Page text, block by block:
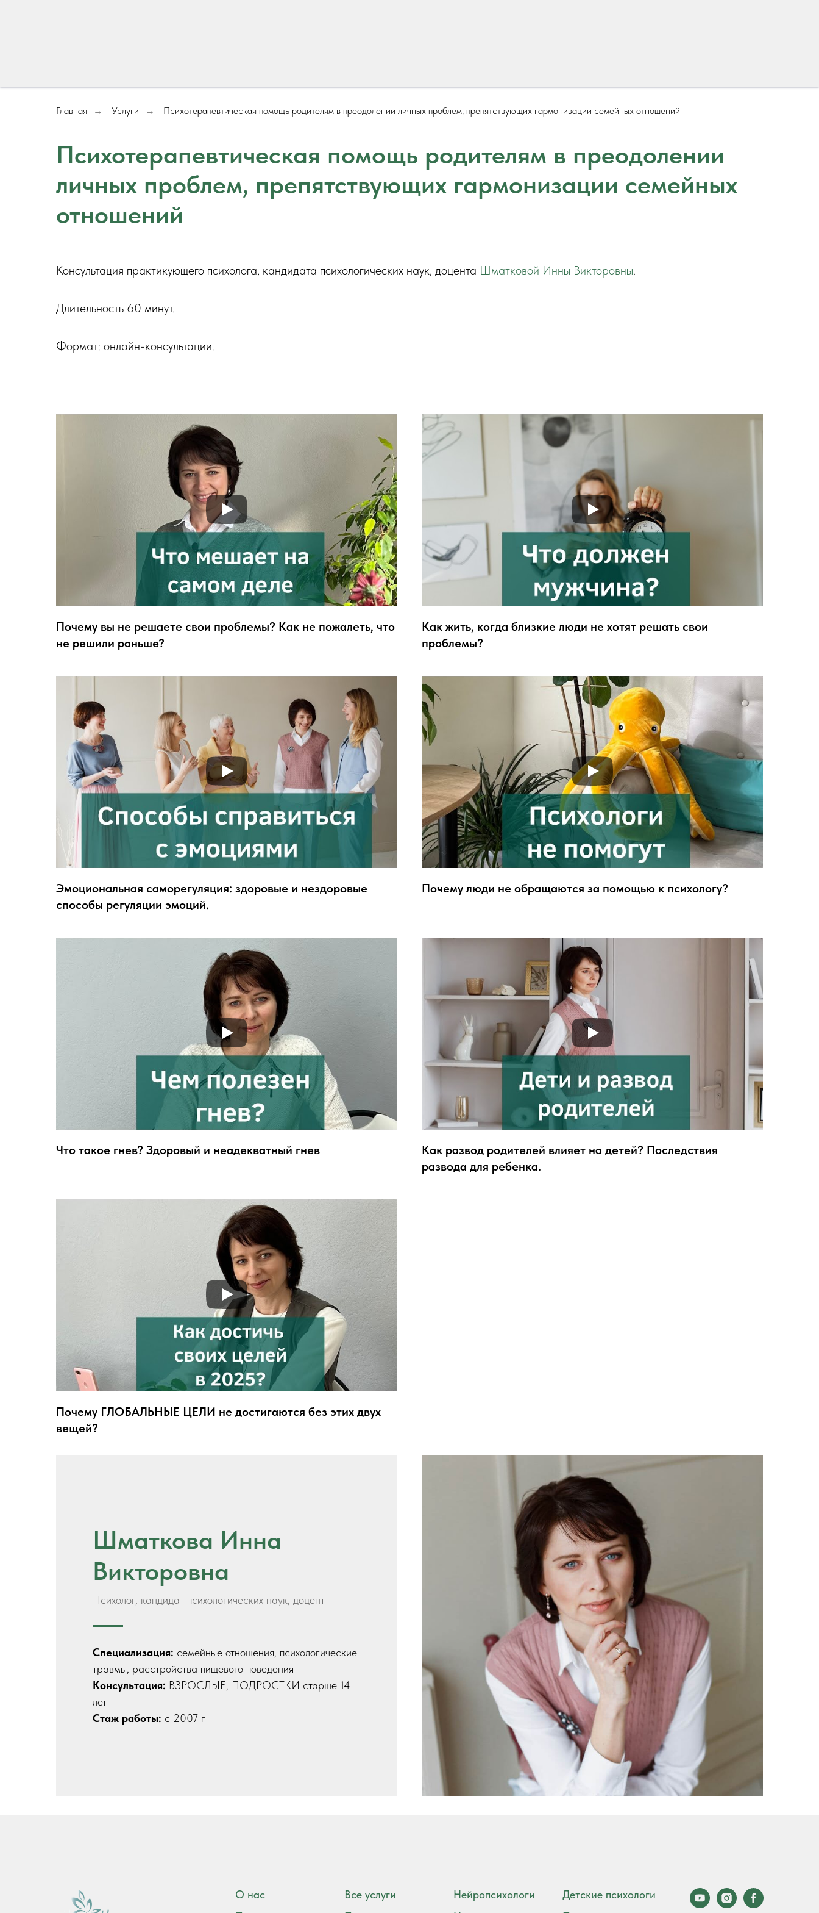
Главная → Услуги → Психотерапевтическая помощь родителям в преодолении личных проблем, препятствующих гармонизации семейных отношений
Психотерапевтическая помощь родителям в преодолении
личных проблем, препятствующих гармонизации семейных
отношений
Консультация практикующего психолога, кандидата психологических наук, доцента Шматковой Инны Викторовны.
Длительность 60 минут.
Формат: онлайн-консультации.
Почему вы не решаете свои проблемы? Как не пожалеть, что
не решили раньше?
Как жить, когда близкие люди не хотят решать свои
проблемы?
Эмоциональная саморегуляция: здоровые и нездоровые
способы регуляции эмоций.
Почему люди не обращаются за помощью к психологу?
Что такое гнев? Здоровый и неадекватный гнев
Как развод родителей влияет на детей? Последствия
развода для ребенка.
Почему ГЛОБАЛЬНЫЕ ЦЕЛИ не достигаются без этих двух
вещей?
Шматкова Инна
Викторовна
Психолог, кандидат психологических наук, доцент
Специализация: семейные отношения, психологические
травмы, расстройства пищевого поведения
Консультация: ВЗРОСЛЫЕ, ПОДРОСТКИ старше 14
лет
Стаж работы: с 2007 г
О нас
Все услуги
Нейропсихологи
Детские психологи